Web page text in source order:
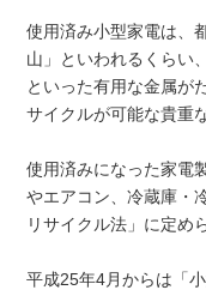
使用済み小型家電は、
山」といわれるくらい
といった有用な金属が
サイクルが可能な貴重
使用済みになった家電
やエアコン、冷蔵庫・
リサイクル法」に定め
平成25年4月からは「